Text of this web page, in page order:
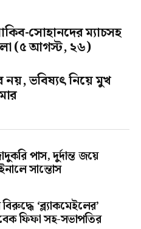
সোহানদের ম্যাচসহ
(৫ আগস্ট, ২৬)
ভবিষ্যৎ নিয়ে মুখ
পাস, দুর্দান্ত জয়ে
সান্তোস
‘ব্ল্যাকমেইলের’
ফিফা সহ-সভাপতির